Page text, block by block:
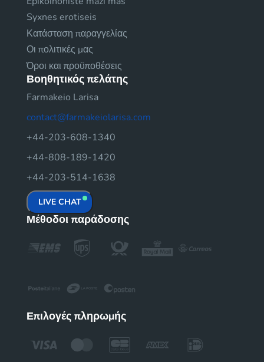
Syxnes erotiseis
Κατάσταση παραγγελίας
Οι πολιτικές μας
Όροι και προϋποθέσεις
Βοηθητικός πελάτης
Farmakeio Larisa
contact@farmakeiolarisa.com
+44-203-608-1340
+44-808-189-1420
+44-203-514-1638
LIVE CHAT
Μέθοδοι παράδοσης
Επιλογές πληρωμής